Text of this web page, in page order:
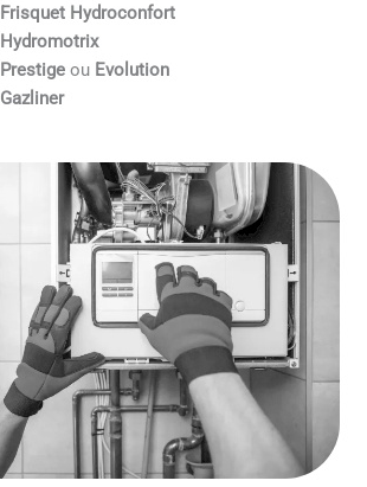
Frisquet Hydroconfort
Hydromotrix
Prestige ou Evolution
Gazliner